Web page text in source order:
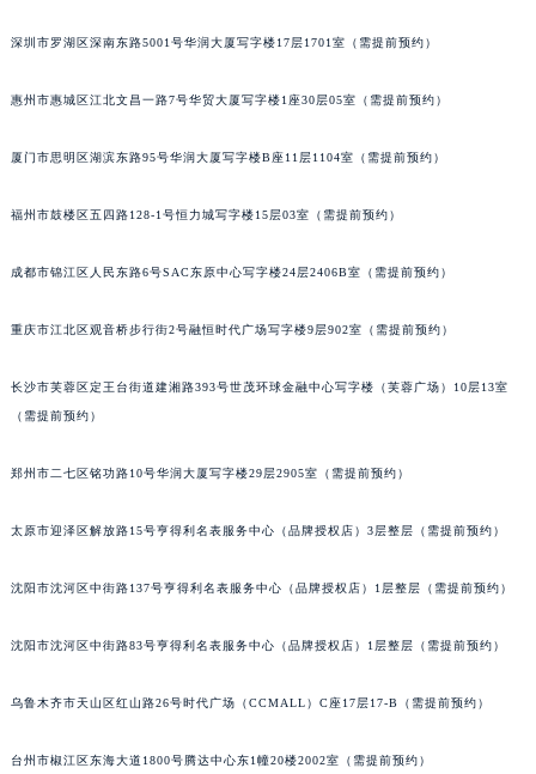
深圳市罗湖区深南东路5001号华润大厦写字楼17层1701室（需提前预约）
惠州市惠城区江北文昌一路7号华贸大厦写字楼1座30层05室（需提前预约）
厦门市思明区湖滨东路95号华润大厦写字楼B座11层1104室（需提前预约）
福州市鼓楼区五四路128-1号恒力城写字楼15层03室（需提前预约）
成都市锦江区人民东路6号SAC东原中心写字楼24层2406B室（需提前预约）
重庆市江北区观音桥步行街2号融恒时代广场写字楼9层902室（需提前预约）
长沙市芙蓉区定王台街道建湘路393号世茂环球金融中心写字楼（芙蓉广场）10层13室
（需提前预约）
郑州市二七区铭功路10号华润大厦写字楼29层2905室（需提前预约）
太原市迎泽区解放路15号亨得利名表服务中心（品牌授权店）3层整层（需提前预约）
沈阳市沈河区中街路137号亨得利名表服务中心（品牌授权店）1层整层（需提前预约）
沈阳市沈河区中街路83号亨得利名表服务中心（品牌授权店）1层整层（需提前预约）
乌鲁木齐市天山区红山路26号时代广场（CCMALL）C座17层17-B（需提前预约）
台州市椒江区东海大道1800号腾达中心东1幢20楼2002室（需提前预约）